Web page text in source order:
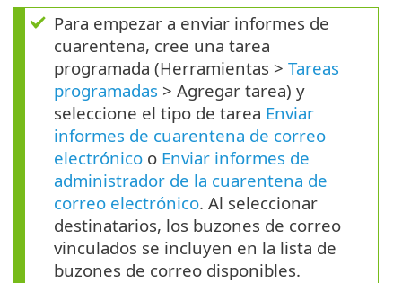
Para empezar a enviar informes de
cuarentena, cree una tarea
programada (Herramientas > Tareas
programadas > Agregar tarea) y
seleccione el tipo de tarea Enviar
informes de cuarentena de correo
electrónico o Enviar informes de
administrador de la cuarentena de
correo electrónico. Al seleccionar
destinatarios, los buzones de correo
vinculados se incluyen en la lista de
buzones de correo disponibles.